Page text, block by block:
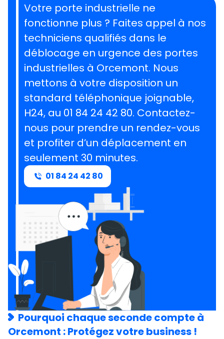
Votre porte industrielle ne
fonctionne plus ? Faites appel à nos
techniciens qualifiés dans le
déblocage en urgence des portes
industrielles à Orcemont. Nous
mettons à votre disposition un
standard téléphonique joignable,
H24, au 01 84 24 42 80. Contactez-
nous pour prendre un rendez-vous
et profiter d’un déplacement en
seulement 30 minutes.
01 84 24 42 80
Pourquoi chaque seconde compte à
Orcemont : Protégez votre business !